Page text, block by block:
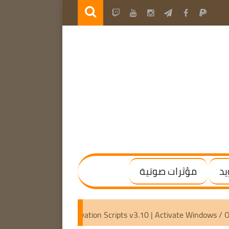
مؤثرات صوتية
Microsoft Activation Scripts v3.10 |